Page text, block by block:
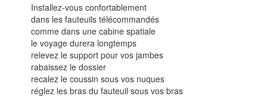
Installez-vous confortablement
dans les fauteuils télécommandés
comme dans une cabine spatiale
le voyage durera longtemps
relevez le support pour vos jambes
rabaissez le dossier
recalez le coussin sous vos nuques
réglez les bras du fauteuil sous vos bras